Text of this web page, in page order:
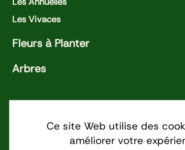
Ce site Web utilise des
améliorer votre
Les Vivaces
Fleurs à Planter
Arbres
La Fermière et l'Épicurien
Les Jardin du lien